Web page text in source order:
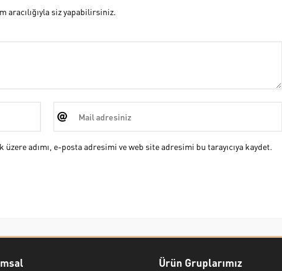
aracılığıyla siz yapabilirsiniz.
adımı, e-posta adresimi ve web site adresimi bu tarayıcıya kaydet.
Ürün Gruplarımız